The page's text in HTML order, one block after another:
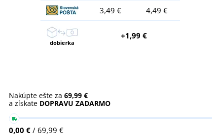
3,49 €
4,49 €
dobierka
+1,99 €
Nakúpte ešte za 69,99 €
a získate DOPRAVU ZADARMO
0,00 € / 69,99 €